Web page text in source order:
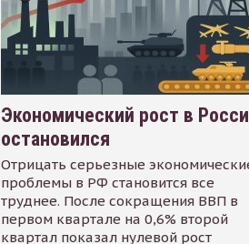
Экономический рост в
остановился
Отрицать серьезные
проблемы в РФ становится все
труднее. После сокращения ВВП в
первом квартале на 0,6% второй
квартал показал нулевой рост